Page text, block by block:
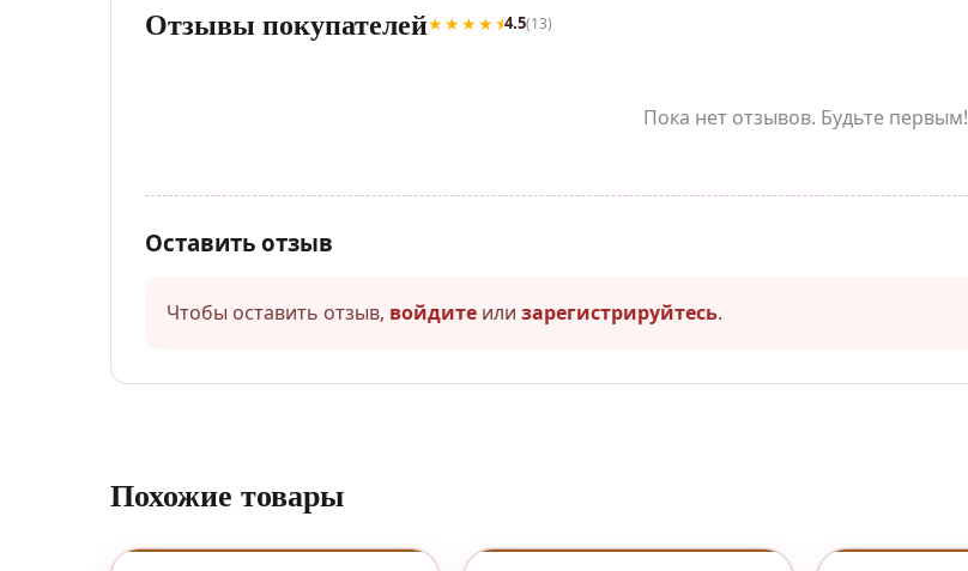
Отзывы покупателей★★★★⯨4.5(13)
Пока нет отзывов. Будьте первым!
Оставить отзыв
Чтобы оставить отзыв, войдите или зарегистрируйтесь.
Похожие товары